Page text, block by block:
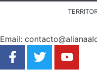
Email: